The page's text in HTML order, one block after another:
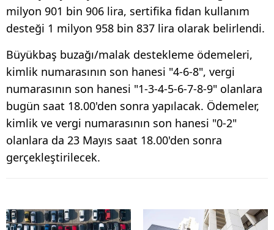
milyon 901 bin 906 lira, sertifika fidan kullanım
desteği 1 milyon 958 bin 837 lira olarak belirlendi.
Büyükbaş buzağı/malak destekleme ödemeleri,
kimlik numarasının son hanesi "4-6-8", vergi
numarasının son hanesi "1-3-4-5-6-7-8-9" olanlara
bugün saat 18.00'den sonra yapılacak. Ödemeler,
kimlik ve vergi numarasının son hanesi "0-2"
olanlara da 23 Mayıs saat 18.00'den sonra
gerçekleştirilecek.